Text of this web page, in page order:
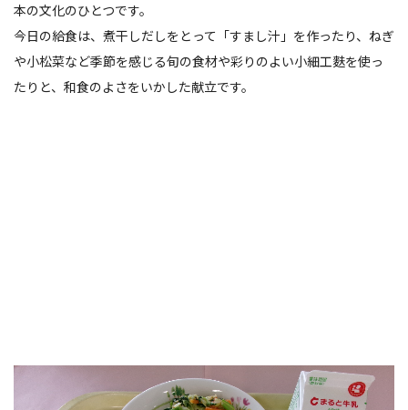
本の文化のひとつです。
今日の給食は、煮干しだしをとって「すまし汁」を作ったり、ねぎ
や小松菜など季節を感じる旬の食材や彩りのよい小細工麩を使っ
たりと、和食のよさをいかした献立です。